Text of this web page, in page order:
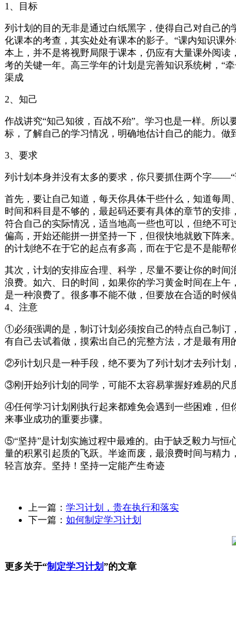
1、目标
列计划的目的无非是通过白纸黑字，使得自己对自己
化课本的考查，其实处处有课本的影子。“课内知识课
本上，并不是将视野局限于课本，仍应有大量课外阅
考的关键一年。高三学年的计划是完善知识系统树，“
渠成
2、知己
作战讲究“知己知彼，百战不殆”。学习也是一样。所以
标，了解自己的学习情况，明确地估计自己的能力。做
3、要求
列计划本身并没有太多的要求，你只要抓住两个字——“
首先，要让自己知道，每天你具体干些什么，知道每
时间和科目是不够的，最起码还要有具体的章节的安
符合自己的实际情况，适当地高一些也可以，但绝不
偏高，开始还能拼一拼坚持一下，但很快地就败下阵
的计划绝不在于它的起点有多高，而在于它是不是能帮
其次，计划的安排应合理、科学，尽量不要让你的时
浪费。如六、日的时间，如果你的学习黄金时间在上
是一种浪费了。很多事不能不做，但要放在合适的时候
4、注意
①必须强调的是，制订计划必须按自己的特点自己制订
有自己去试着做，摸索出自己的完整方法，才是最有用
②列计划只是一种手段，绝不要为了列计划才去列计划
③刚开始列计划的同学，可能不太容易掌握好难易的尺
④任何学习计划刚执行起来都难免会遇到一些困难，但
来事业成功的重要步骤。
⑤“坚持”是计划实施过程中最难的。由于缺乏毅力与恒
量的积累引起质的飞跃。半途而废，最浪费时间与精
轻言放弃。坚持！坚持一定能产生奇迹
上一篇： 学习计划，贵在执行和落实
下一篇： 如何制定学习计划
更多关于“制定学习计划”的文章